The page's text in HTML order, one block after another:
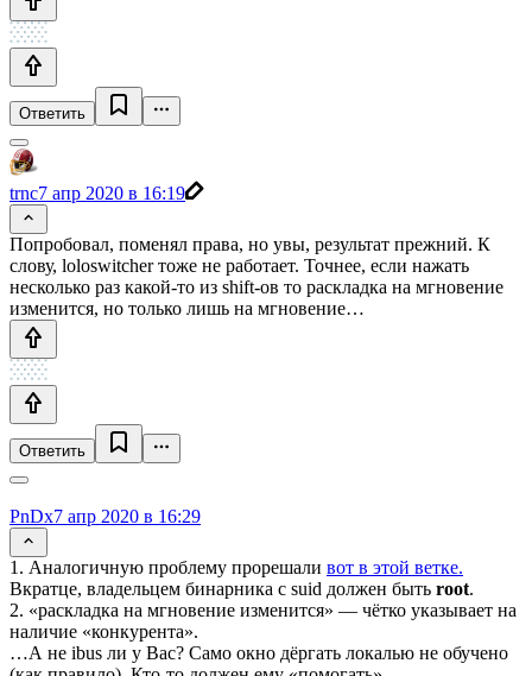
Ответить
trnc7 апр 2020 в 16:19
Попробовал, поменял права, но увы, результат прежний. К
слову, loloswitcher тоже не работает. Точнее, если нажать
несколько раз какой-то из shift-ов то раскладка на мгновение
изменится, но только лишь на мгновение…
Ответить
PnDx7 апр 2020 в 16:29
1. Аналогичную проблему прорешали вот в этой ветке.
Вкратце, владельцем бинарника с suid должен быть root.
2. «раскладка на мгновение изменится» — чётко указывает на
наличие «конкурента».
…А не ibus ли у Вас? Само окно дёргать локалью не обучено